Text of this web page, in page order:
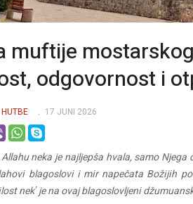
muftije
odgovornost i
HUTBE 17 JUNI 2026
neka jenajljepša hvala,samoNjega
blagoslovi i mirnapečata Božijih
nekʼjenaovajblagoslovljeni